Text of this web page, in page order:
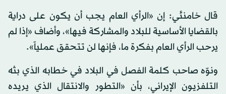
قال خامنئي: إن «الرأي العام يجب أن يكون على دراية
بالقضايا الأساسية للبلاد والمشاركة فيها»، وأضاف «إذا لم
يرحب الرأي العام بفكرة ما، فإنها لن تتحقق عملياً».
ونوّه صاحب كلمة الفصل في البلاد في خطابه الذي بثه
التلفزيون الإيراني، بأن «التطور والانتقال الذي يريده